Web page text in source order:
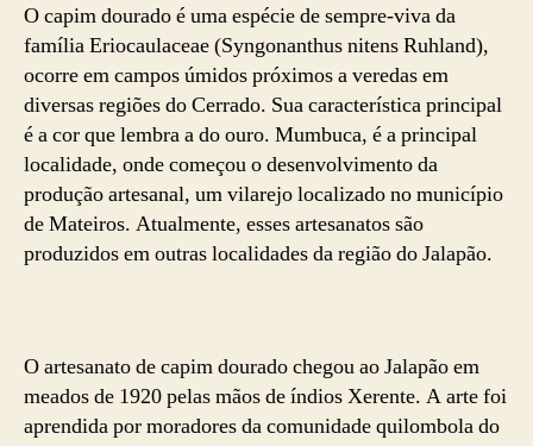
O capim dourado é uma espécie de sempre-viva da
família Eriocaulaceae (Syngonanthus nitens Ruhland),
ocorre em campos úmidos próximos a veredas em
diversas regiões do Cerrado. Sua característica principal
é a cor que lembra a do ouro. Mumbuca, é a principal
localidade, onde começou o desenvolvimento da
produção artesanal, um vilarejo localizado no município
de Mateiros. Atualmente, esses artesanatos são
produzidos em outras localidades da região do Jalapão.
O artesanato de capim dourado chegou ao Jalapão em
meados de 1920 pelas mãos de índios Xerente. A arte foi
aprendida por moradores da comunidade quilombola do